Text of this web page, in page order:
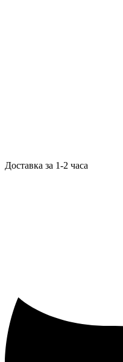
Доставка за 1-2 часа